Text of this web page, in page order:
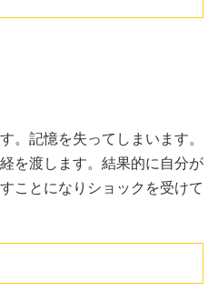
。記憶を失ってしまいます。
を渡します。結果的に自分が
ことになりショックを受けて